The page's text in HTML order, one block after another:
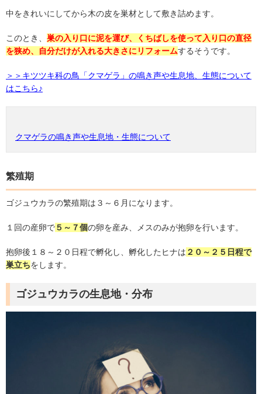
中をきれいにしてから木の皮を巣材として敷き詰めます。
このとき、 巣の入り口に泥を運び、くちばしを使って入り口の直径
を狭め、自分だけが入れる大きさにリフォームするそうです。
＞＞キツツキ科の鳥「クマゲラ」の鳴き声や生息地、生態について
はこちら♪
クマゲラの鳴き声や生息地・生態について
繁殖期
ゴジュウカラの繁殖期は３～６月になります。
１回の産卵で５～７個の卵を産み、メスのみが抱卵を行います。
抱卵後１８～２０日程で孵化し、孵化したヒナは ２０～２５日程で
巣立ちをします。
ゴジュウカラの生息地・分布